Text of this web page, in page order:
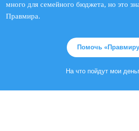
много для семейного бюджета, но это
Правмира.
Помочь
На что пойдут мои